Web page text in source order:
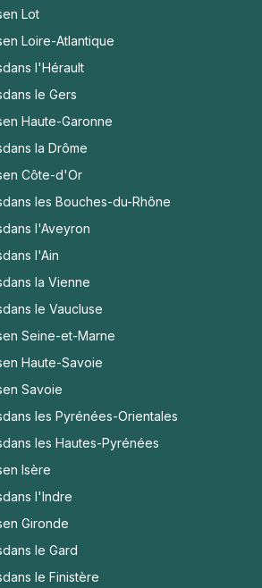
en Lot
en Loire-Atlantique
dans l'Hérault
dans le Gers
en Haute-Garonne
dans la Drôme
en Côte-d'Or
dans les Bouches-du-Rhône
dans l'Aveyron
dans l'Ain
dans la Vienne
dans le Vaucluse
en Seine-et-Marne
en Haute-Savoie
en Savoie
dans les Pyrénées-Orientales
dans les Hautes-Pyrénées
en Isère
dans l'Indre
en Gironde
dans le Gard
dans le Finistère